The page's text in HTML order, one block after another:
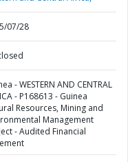
07/28
- WESTERN AND CENTRAL
- P168613 - Guinea
Resources, Mining and
Management
- Audited Financial